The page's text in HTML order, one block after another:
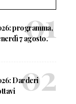
programma,
7 agosto.
Darderi